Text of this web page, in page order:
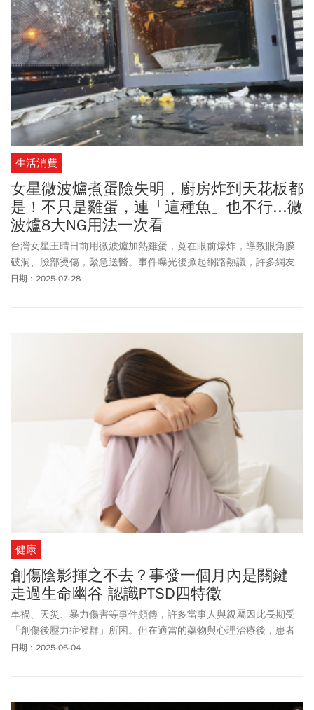
生活消費
女星微波爐煮蛋險失明，廚房炸到天花板都
是！不只是雞蛋，連「這種魚」也不行...微
波爐8大NG用法一次看
台灣女星王晴日前用微波爐加熱雞蛋，竟在眼前爆炸，導致眼角膜
破洞、臉部燙傷，緊急送醫。事件曝光後掀起網路熱議，許多網友
驚呼這是基本常識，也有人分享「安全微波法」。但其實，微波爐
日期：2025-07-28
健康
創傷陰影揮之不去？事發一個月內是關鍵
走過生命幽谷 認識PTSD四特徵
車禍、天災、暴力傷害等事件頻傳，許多當事人與親屬因此長期受
「創傷後壓力症候群」所困。但在適當的藥物與心理治療後，患者
仍有機會恢復正常生活，並產生正向的心理轉變。
日期：2025-06-04